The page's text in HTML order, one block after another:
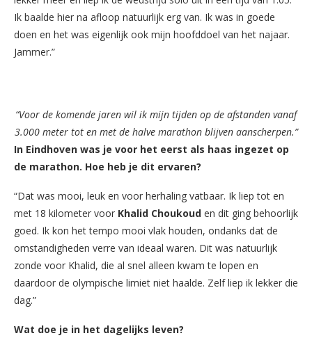
Ik baalde hier na afloop natuurlijk erg van. Ik was in goede
doen en het was eigenlijk ook mijn hoofddoel van het najaar.
Jammer.”
“Voor de komende jaren wil ik mijn tijden op de afstanden vanaf
3.000 meter tot en met de halve marathon blijven aanscherpen.”
In Eindhoven was je voor het eerst als haas ingezet op
de marathon. Hoe heb je dit ervaren?
“Dat was mooi, leuk en voor herhaling vatbaar. Ik liep tot en
met 18 kilometer voor Khalid Choukoud en dit ging behoorlijk
goed. Ik kon het tempo mooi vlak houden, ondanks dat de
omstandigheden verre van ideaal waren. Dit was natuurlijk
zonde voor Khalid, die al snel alleen kwam te lopen en
daardoor de olympische limiet niet haalde. Zelf liep ik lekker die
dag.”
Wat doe je in het dagelijks leven?